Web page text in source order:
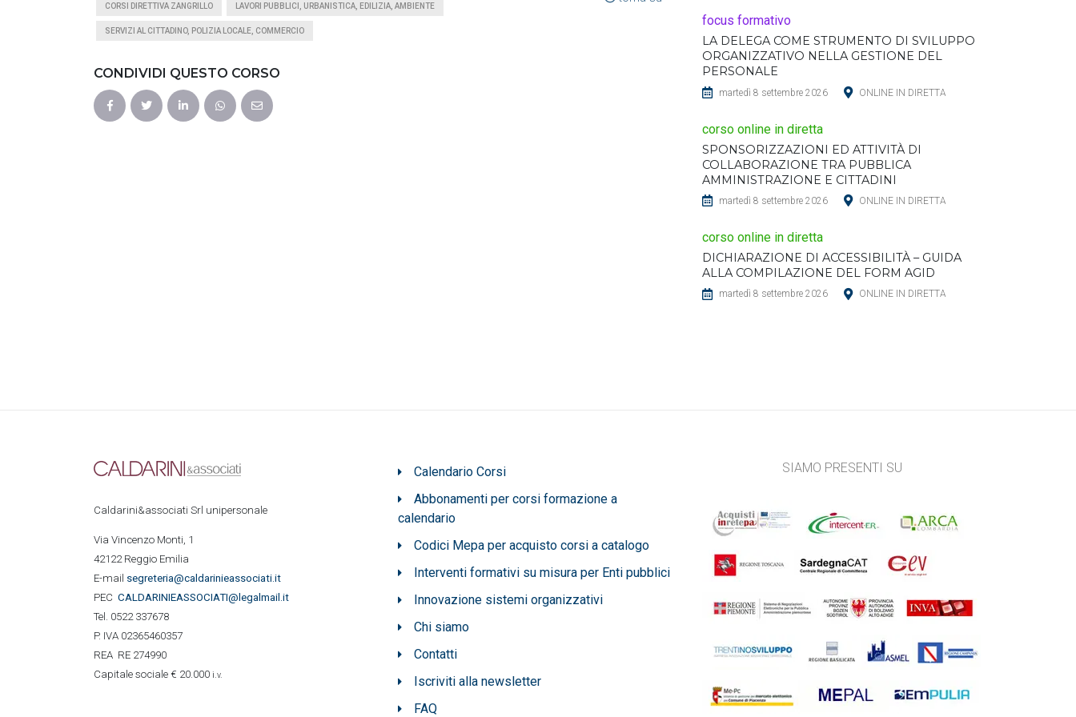
CORSI DIRETTIVA ZANGRILLO LAVORI PUBBLICI, URBANISTICA, EDILIZIA, AMBIENTE
SERVIZI AL CITTADINO, POLIZIA LOCALE, COMMERCIO
CONDIVIDI QUESTO CORSO
focus formativo
LA DELEGA COME STRUMENTO DI SVILUPPO
ORGANIZZATIVO NELLA GESTIONE DEL
PERSONALE
martedì 8 settembre 2026 ONLINE IN DIRETTA
corso online in diretta
SPONSORIZZAZIONI ED ATTIVITÀ DI
COLLABORAZIONE TRA PUBBLICA
AMMINISTRAZIONE E CITTADINI
martedì 8 settembre 2026 ONLINE IN DIRETTA
corso online in diretta
DICHIARAZIONE DI ACCESSIBILITÀ – GUIDA
ALLA COMPILAZIONE DEL FORM AGID
martedì 8 settembre 2026 ONLINE IN DIRETTA
Caldarini&associati Srl unipersonale
Via Vincenzo Monti, 1
42122 Reggio Emilia
E-mail segreteria@caldarinieassociati.it
PEC CALDARINIEASSOCIATI@legalmail.it
Tel. 0522 337678
P. IVA 02365460357
REA RE 274990
Capitale sociale € 20.000 i.v.
Calendario Corsi
Abbonamenti per corsi formazione a
calendario
Codici Mepa per acquisto corsi a catalogo
Interventi formativi su misura per Enti pubblici
Innovazione sistemi organizzativi
Chi siamo
Contatti
Iscriviti alla newsletter
FAQ
SIAMO PRESENTI SU